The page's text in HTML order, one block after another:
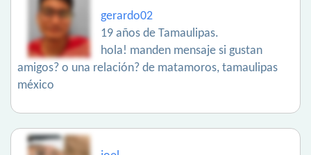
gerardo02
19 años de Tamaulipas.
hola! manden mensaje si gustan
amigos? o una relación? de matamoros, tamaulipas
méxico